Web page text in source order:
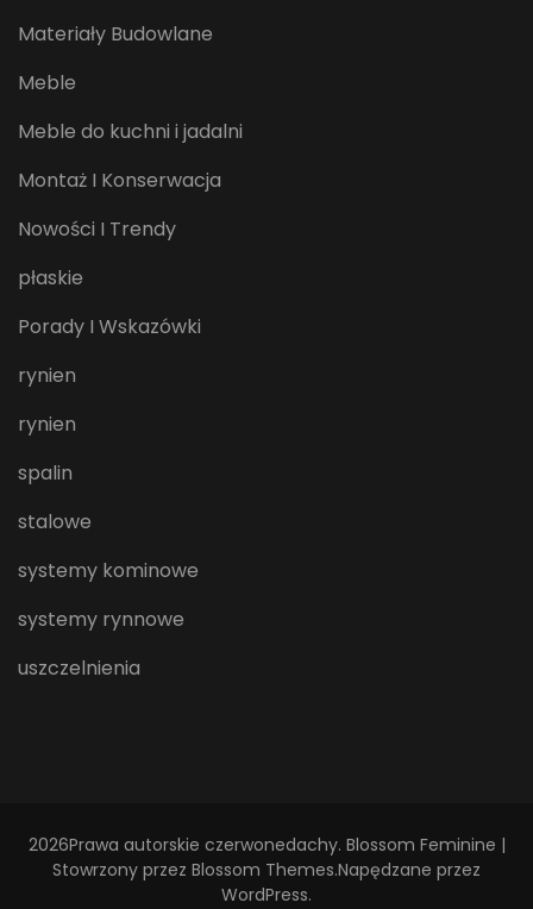
Materiały Budowlane
Meble
Meble do kuchni i jadalni
Montaż I Konserwacja
Nowości I Trendy
płaskie
Porady I Wskazówki
rynien
rynien
spalin
stalowe
systemy kominowe
systemy rynnowe
uszczelnienia
2026Prawa autorskie czerwonedachy. Blossom Feminine |
Stowrzony przez Blossom Themes.Napędzane przez
WordPress.